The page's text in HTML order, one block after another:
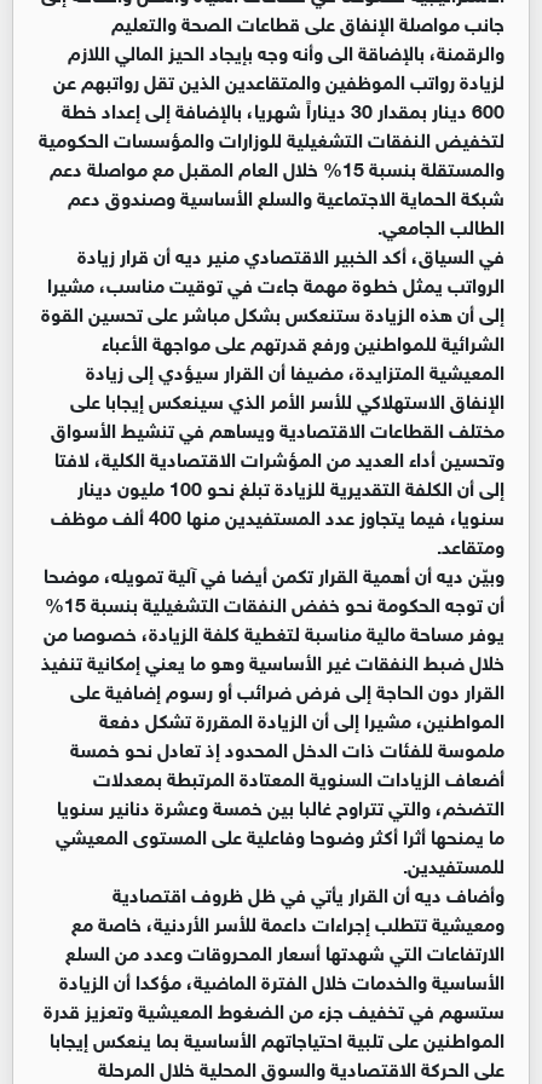
جانب مواصلة الإنفاق على قطاعات الصحة والتعليم
والرقمنة، بالإضاقة الى وأنه وجه بإيجاد الحيز المالي اللازم
لزيادة رواتب الموظفين والمتقاعدين الذين تقل رواتبهم عن
600 دينار بمقدار 30 ديناراً شهريا، بالإضافة إلى إعداد خطة
لتخفيض النفقات التشغيلية للوزارات والمؤسسات الحكومية
والمستقلة بنسبة 15% خلال العام المقبل مع مواصلة دعم
شبكة الحماية الاجتماعية والسلع الأساسية وصندوق دعم
الطالب الجامعي.
في السياق، أكد الخبير الاقتصادي منير ديه أن قرار زيادة
الرواتب يمثل خطوة مهمة جاءت في توقيت مناسب، مشيرا
إلى أن هذه الزيادة ستنعكس بشكل مباشر على تحسين القوة
الشرائية للمواطنين ورفع قدرتهم على مواجهة الأعباء
المعيشية المتزايدة، مضيفا أن القرار سيؤدي إلى زيادة
الإنفاق الاستهلاكي للأسر الأمر الذي سينعكس إيجابا على
مختلف القطاعات الاقتصادية ويساهم في تنشيط الأسواق
وتحسين أداء العديد من المؤشرات الاقتصادية الكلية، لافتا
إلى أن الكلفة التقديرية للزيادة تبلغ نحو 100 مليون دينار
سنويا، فيما يتجاوز عدد المستفيدين منها 400 ألف موظف
ومتقاعد.
وبيّن ديه أن أهمية القرار تكمن أيضا في آلية تمويله، موضحا
أن توجه الحكومة نحو خفض النفقات التشغيلية بنسبة 15%
يوفر مساحة مالية مناسبة لتغطية كلفة الزيادة، خصوصا من
خلال ضبط النفقات غير الأساسية وهو ما يعني إمكانية تنفيذ
القرار دون الحاجة إلى فرض ضرائب أو رسوم إضافية على
المواطنين، مشيرا إلى أن الزيادة المقررة تشكل دفعة
ملموسة للفئات ذات الدخل المحدود إذ تعادل نحو خمسة
أضعاف الزيادات السنوية المعتادة المرتبطة بمعدلات
التضخم، والتي تتراوح غالبا بين خمسة وعشرة دنانير سنويا
ما يمنحها أثرا أكثر وضوحا وفاعلية على المستوى المعيشي
للمستفيدين.
وأضاف ديه أن القرار يأتي في ظل ظروف اقتصادية
ومعيشية تتطلب إجراءات داعمة للأسر الأردنية، خاصة مع
الارتفاعات التي شهدتها أسعار المحروقات وعدد من السلع
الأساسية والخدمات خلال الفترة الماضية، مؤكدا أن الزيادة
ستسهم في تخفيف جزء من الضغوط المعيشية وتعزيز قدرة
المواطنين على تلبية احتياجاتهم الأساسية بما ينعكس إيجابا
على الحركة الاقتصادية والسوق المحلية خلال المرحلة